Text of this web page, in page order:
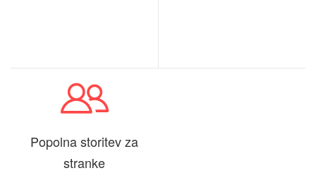
Popolna storitev za
stranke